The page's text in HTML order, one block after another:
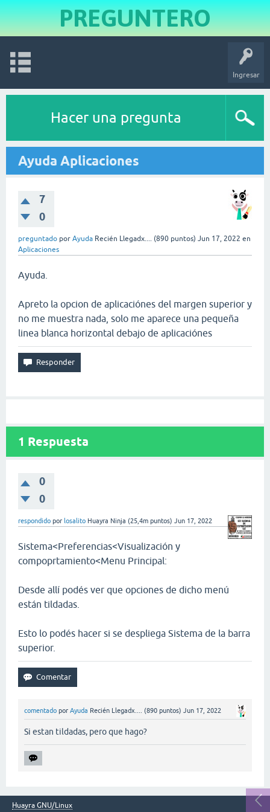
PREGUNTERO
Ingresar
Hacer una pregunta
Ayuda Aplicaciones
7
0
preguntado por Ayuda Recién Llegadx.... (890 puntos) Jun 17, 2022 en
Aplicaciones
Ayuda.
Apreto la opcion de aplicaciónes del margen superior y
no me muestra nada, solo me aparece una pequeña
linea blanca horizontal debajo de aplicaciónes
1 Respuesta
0
0
respondido por losalito Huayra Ninja (25,4m puntos) Jun 17, 2022
Sistema<Preferencias<Visualización y
compoprtamiento<Menu Principal:
Desde allí podés ver que opciones de dicho menú
están tildadas.
Esto lo podés hacer si se despliega Sistema de la barra
superior.
comentado por Ayuda Recién Llegadx.... (890 puntos) Jun 17, 2022
Si estan tildadas, pero que hago?
Huayra GNU/Linux